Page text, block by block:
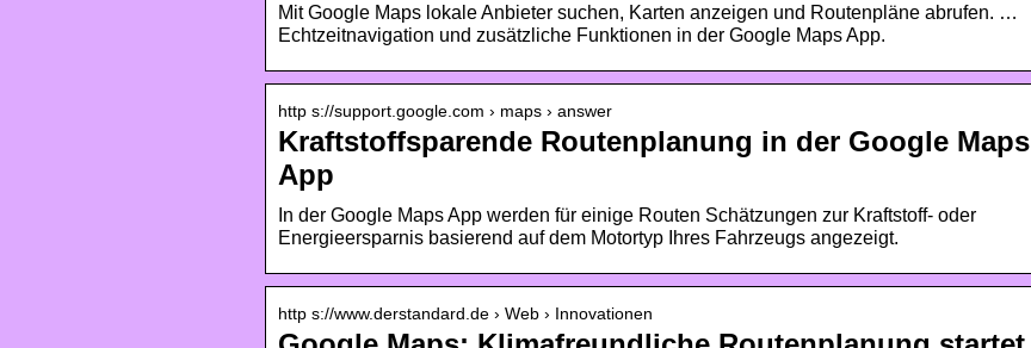
Mit Google Maps lokale Anbieter suchen, Karten anzeigen und Routenpläne abrufen. …
Echtzeitnavigation und zusätzliche Funktionen in der Google Maps App.
http s://support.google.com › maps › answer
Kraftstoffsparende Routenplanung in der Google Maps
App
In der Google Maps App werden für einige Routen Schätzungen zur Kraftstoff- oder
Energieersparnis basierend auf dem Motortyp Ihres Fahrzeugs angezeigt.
http s://www.derstandard.de › Web › Innovationen